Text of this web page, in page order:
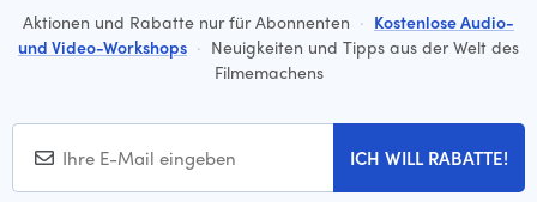
Aktionen und Rabatte nur für Abonnenten · Kostenlose Audio-
und Video-Workshops · Neuigkeiten und Tipps aus der Welt des
Filmemachens
ICH WILL RABATTE!